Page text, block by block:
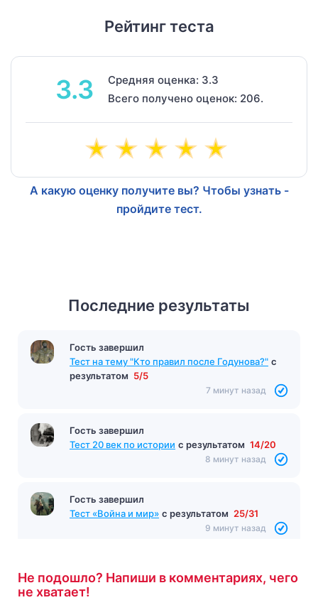
Рейтинг теста
3.3
Средняя оценка: 3.3
Всего получено оценок: 206.
А какую оценку получите вы? Чтобы узнать -
пройдите тест.
Последние результаты
Гость завершил
Тест на тему "Кто правил после Годунова?" с
результатом 5/5
7 минут назад
Гость завершил
Тест 20 век по истории с результатом 14/20
8 минут назад
Гость завершил
Тест «Война и мир» с результатом 25/31
9 минут назад
Не подошло? Напиши в комментариях, чего
не хватает!